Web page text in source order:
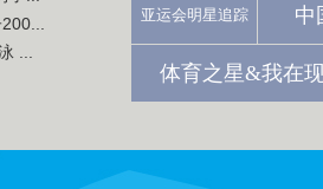
...
亚运会明星追踪 中
体育之星&我在